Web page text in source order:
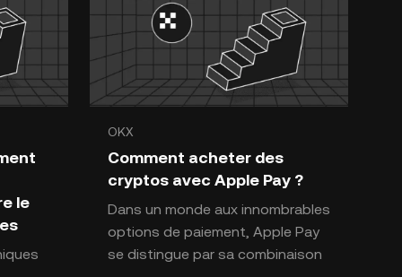
le
OKX
Comment acheter des
cryptos avec Apple Pay ?
Dans un monde aux innombrables
options de paiement, Apple Pay
se distingue par sa combinaison